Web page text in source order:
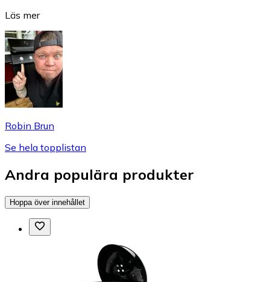
Läs mer
Robin Brun
Se hela topplistan
Andra populära produkter
Hoppa över innehållet